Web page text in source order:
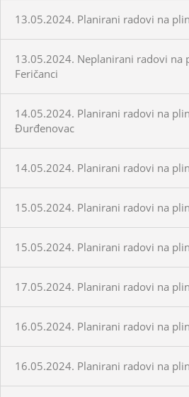
13.05.2024. Planirani radovi na
13.05.2024. Neplanirani radovi na
Feričanci
14.05.2024. Planirani radovi na
Đurđenovac
14.05.2024. Planirani radovi na
15.05.2024. Planirani radovi na
15.05.2024. Planirani radovi na
17.05.2024. Planirani radovi na
16.05.2024. Planirani radovi na
16.05.2024. Planirani radovi na